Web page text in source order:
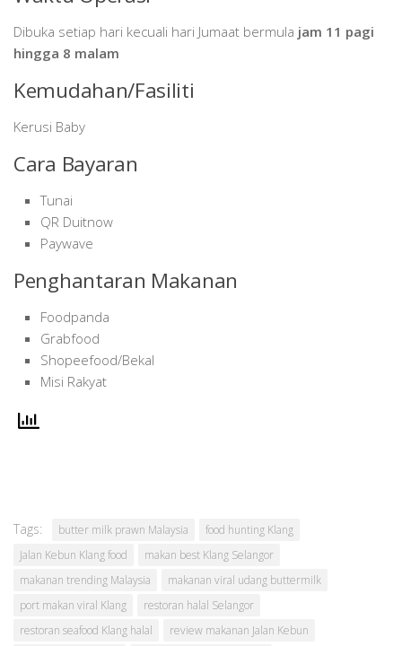
Dibuka setiap hari kecuali hari Jumaat bermula jam 11 pagi
hingga 8 malam
Kemudahan/Fasiliti
Kerusi Baby
Cara Bayaran
Tunai
QR Duitnow
Paywave
Penghantaran Makanan
Foodpanda
Grabfood
Shopeefood/Bekal
Misi Rakyat
Tags: butter milk prawn Malaysia
food hunting Klang
Jalan Kebun Klang food
makan best Klang Selangor
makanan trending Malaysia
makanan viral udang buttermilk
port makan viral Klang
restoran halal Selangor
restoran seafood Klang halal
review makanan Jalan Kebun